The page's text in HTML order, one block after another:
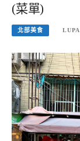
(菜單)
北部美食